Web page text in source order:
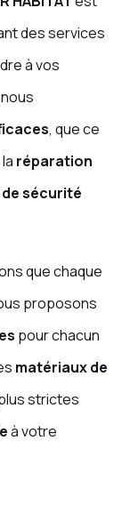
des services
à vos
, que ce
réparation
sécurité
que chaque
proposons
pour chacun
matériaux de
strictes
à votre